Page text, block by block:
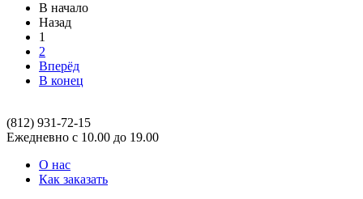
В начало
Назад
1
2
Вперёд
В конец
(812) 931-72-15
Ежедневно с 10.00 до 19.00
О нас
Как заказать